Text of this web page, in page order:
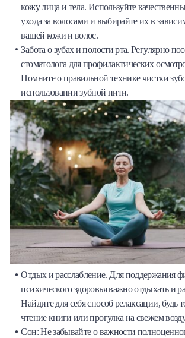
кожу лица и тела. Используйте
ухода за волосами и выбирайте их в
вашей кожи и волос.
Забота о зубах и полости рта. Регулярно
стоматолога для профилактических
Помните о правильной технике чистки
использовании зубной нити.
Отдых и расслабление. Для поддержания
психического здоровья важно отдыхать и
Найдите для себя способ релаксации, будь
чтение книги или прогулка на свежем
Сон: Не забывайте о важности